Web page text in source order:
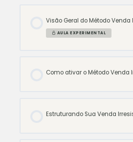
Visão Geral do Método Venda
AULA EXPERIMENTAL
Como ativar o Método Venda
Estruturando Sua Venda